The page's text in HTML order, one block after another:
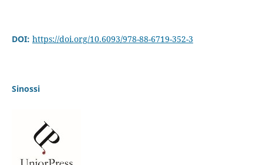
DOI: https://doi.org/10.6093/978-88-6719-352-3
Sinossi